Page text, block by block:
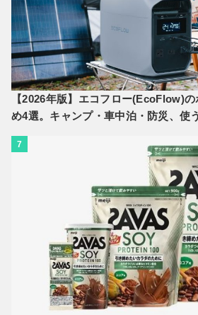
【2026年版】エコフロー(EcoFlow)
め4選。キャンプ・車中泊・防災、使
7